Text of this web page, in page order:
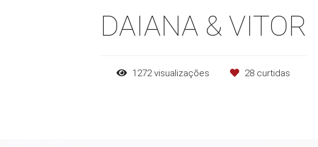
DAIANA & VITOR
1272visualizações 28 curtidas